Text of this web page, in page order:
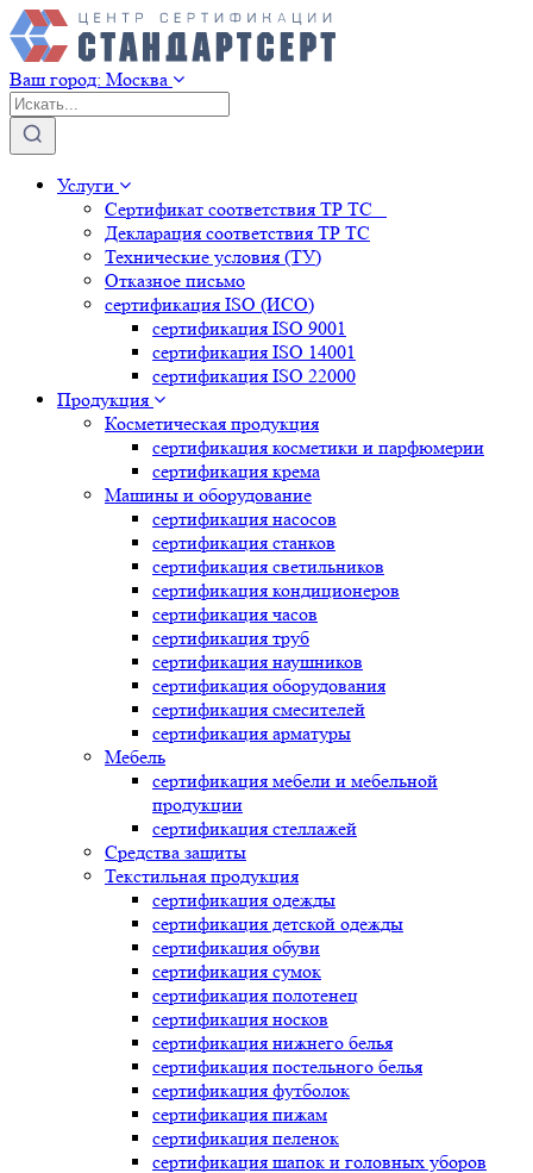
Ваш город: Москва
Услуги
Сертификат соответствия ТР ТС
Декларация соответствия ТР ТС
Технические условия (ТУ)
Отказное письмо
сертификация ISO (ИСО)
сертификация ISO 9001
сертификация ISO 14001
сертификация ISO 22000
Продукция
Косметическая продукция
сертификация косметики и парфюмерии
сертификация крема
Машины и оборудование
сертификация насосов
сертификация станков
сертификация светильников
сертификация кондиционеров
сертификация часов
сертификация труб
сертификация наушников
сертификация оборудования
сертификация смесителей
сертификация арматуры
Мебель
сертификация мебели и мебельной
продукции
сертификация стеллажей
Средства защиты
Текстильная продукция
сертификация одежды
сертификация детской одежды
сертификация обуви
сертификация сумок
сертификация полотенец
сертификация носков
сертификация нижнего белья
сертификация постельного белья
сертификация футболок
сертификация пижам
сертификация пеленок
сертификация шапок и головных уборов